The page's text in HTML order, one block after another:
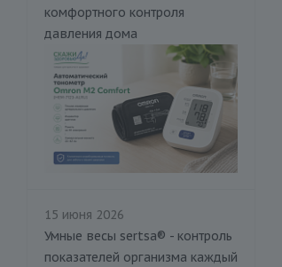
комфортного контроля
давления дома
15 июня 2026
Умные весы sertsa® - контроль
показателей организма каждый